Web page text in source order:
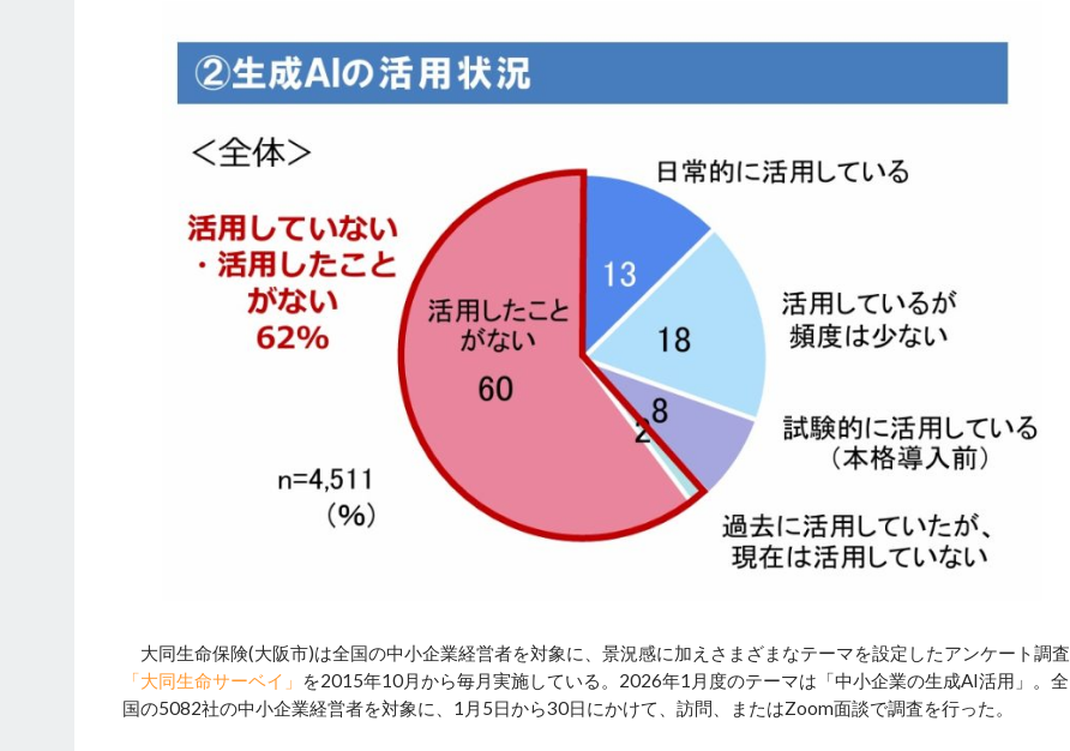
大同生命保険(大阪市)は全国の中小企業経営者を対象に、景況感に加えさまざまなテーマを設定したアンケート調査
「大同生命サーベイ」
を2015年10月から毎月実施している。2026年1月度のテーマは「中小企業の生成AI活用」。全
国の5082社の中小企業経営者を対象に、1月5日から30日にかけて、訪問、またはZoom面談で調査を行った。